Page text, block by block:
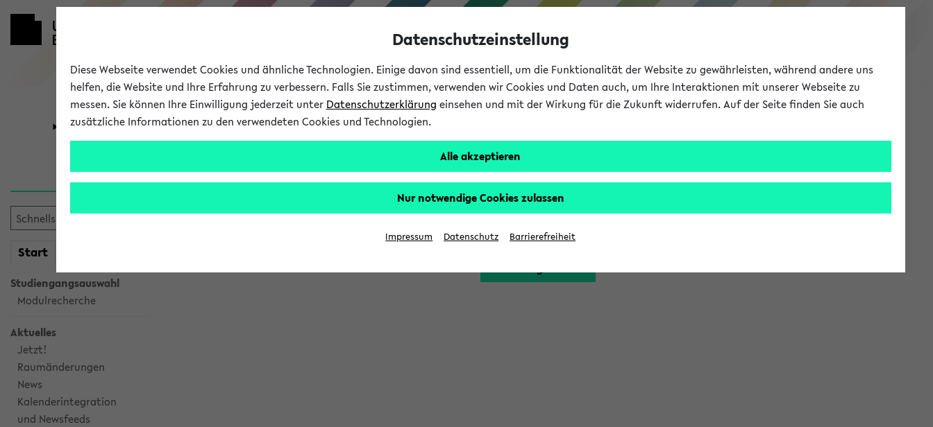
eKVV
Universität Forschung Studium
Start
Studiengangsauswahl
Modulrecherche
Aktuelles
Jetzt!
Raumänderungen
News
Kalenderintegration
und Newsfeeds
Sie möchten auf eine eKVV Funktion zugreifen, die Ihnen erst nach einer Anmeldung am System zur Verfügung steht.
Bitte melden Sie sich an:
Datenschutzeinstellung
Diese Webseite verwendet Cookies und ähnliche Technologien. Einige davon sind essentiell, um die Funktionalität der Website zu gewährleisten, während andere uns
helfen, die Website und Ihre Erfahrung zu verbessern. Falls Sie zustimmen, verwenden wir Cookies und Daten auch, um Ihre Interaktionen mit unserer Webseite zu
messen. Sie können Ihre Einwilligung jederzeit unter Datenschutzerklärung einsehen und mit der Wirkung für die Zukunft widerrufen. Auf der Seite finden Sie auch
zusätzliche Informationen zu den verwendeten Cookies und Technologien.
Alle akzeptieren
Nur notwendige Cookies zulassen
Impressum Datenschutz Barrierefreiheit